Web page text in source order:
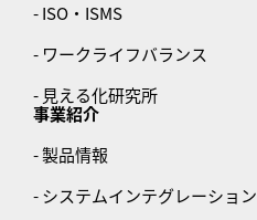
- ISO・ISMS
- ワークライフバランス
- 見える化研究所
事業紹介
- 製品情報
- システムインテグレーション